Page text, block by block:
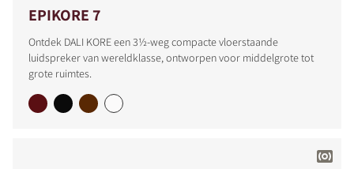
EPIKORE 7
Ontdek DALI KORE een 3½-weg compacte vloerstaande
luidspreker van wereldklasse, ontworpen voor middelgrote tot
grote ruimtes.